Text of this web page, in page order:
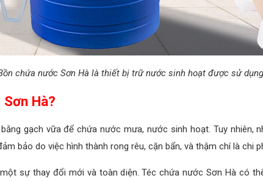
chứa nước Sơn Hà là thiết bị trữ nước sinh hoạt được sử
Hà?
gạch vữa để chứa nước mưa, nước sinh hoạt. Tuy nhiên,
bảo do việc hình thành rong rêu, cặn bẩn, và thậm chí là chi
sự thay đổi mới và toàn diện. Téc chứa nước Sơn Hà có